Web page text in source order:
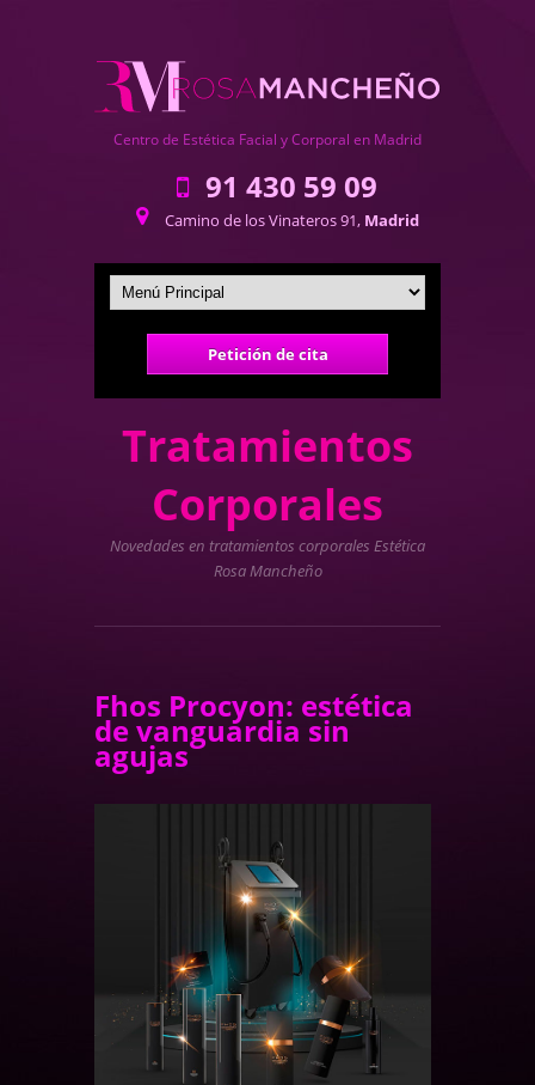
Centro de Estética Facial y Corporal en Madrid
91 430 59 09
Camino de los Vinateros 91, Madrid
Petición de cita
Tratamientos
Corporales
Novedades en tratamientos corporales Estética
Rosa Mancheño
Fhos Procyon: estética
de vanguardia sin
agujas